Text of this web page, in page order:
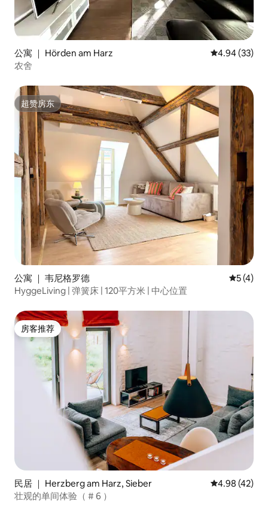
公寓 ｜ Hörden am Harz 平均评分
4.94 (33)
农舍
超赞房东
超赞房东
公寓 ｜ 韦尼格罗德 平均评分
5 (4)
HyggeLiving | 弹簧床 | 120平方米 | 中心位置
房客推荐
房客推荐
民居 ｜ Herzberg am Harz, Sieber 平均评分
4.98 (42)
壮观的单间体验（ # 6 ）